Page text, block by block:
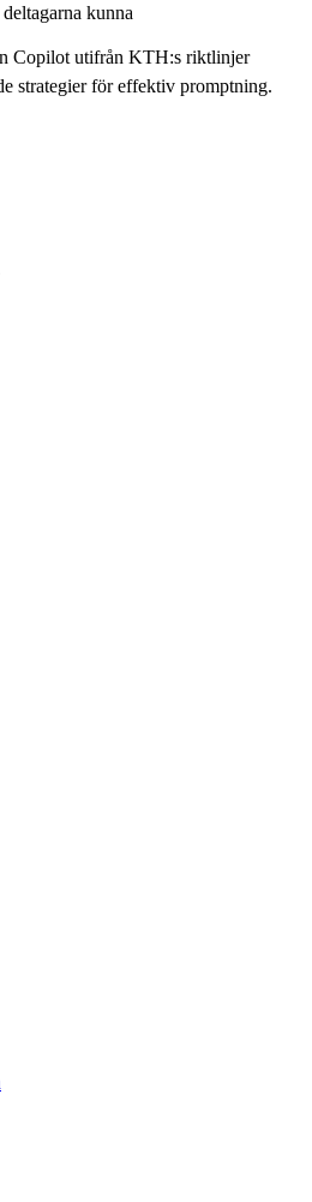
kunna
Copilot utifrån KTH:s riktlinjer
strategier för effektiv promptning.